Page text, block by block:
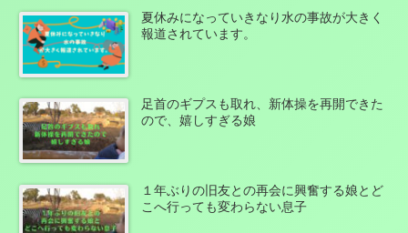
夏休みになっていきなり水の事故が大きく
報道されています。
足首のギプスも取れ、新体操を再開できた
ので、嬉しすぎる娘
１年ぶりの旧友との再会に興奮する娘とど
こへ行っても変わらない息子